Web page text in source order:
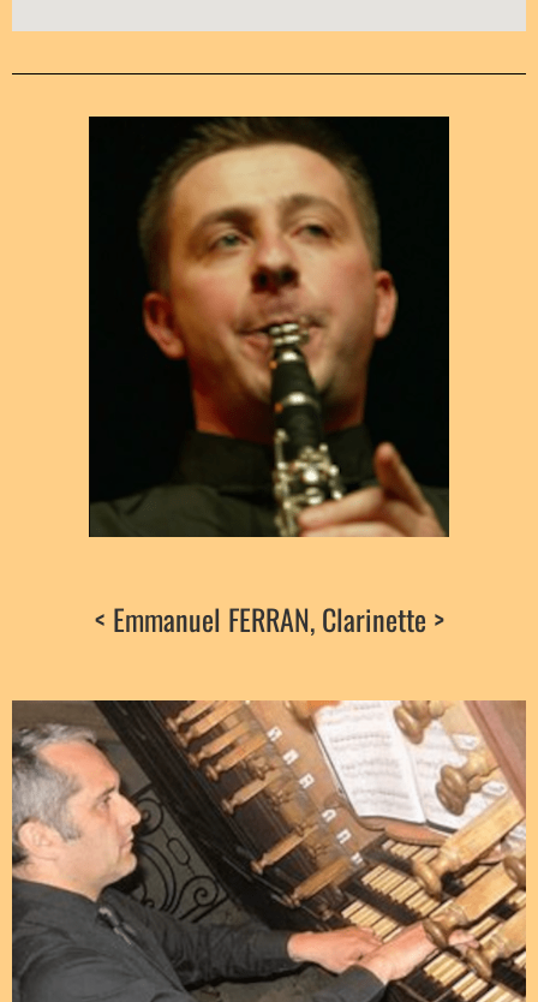
< Emmanuel FERRAN, Clarinette >